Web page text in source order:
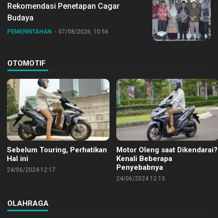
Rekomendasi Penetapan Cagar
Budaya
PEMERINTAHAN 07/08/2026, 10:56
OTOMOTIF
Sebelum Touring, Perhatikan
Hal ini
24/06/2024 12:17
Motor Oleng saat Dikendarai?
Kenali Beberapa
Penyebabnya
24/06/2024 12:13
OLAHRAGA